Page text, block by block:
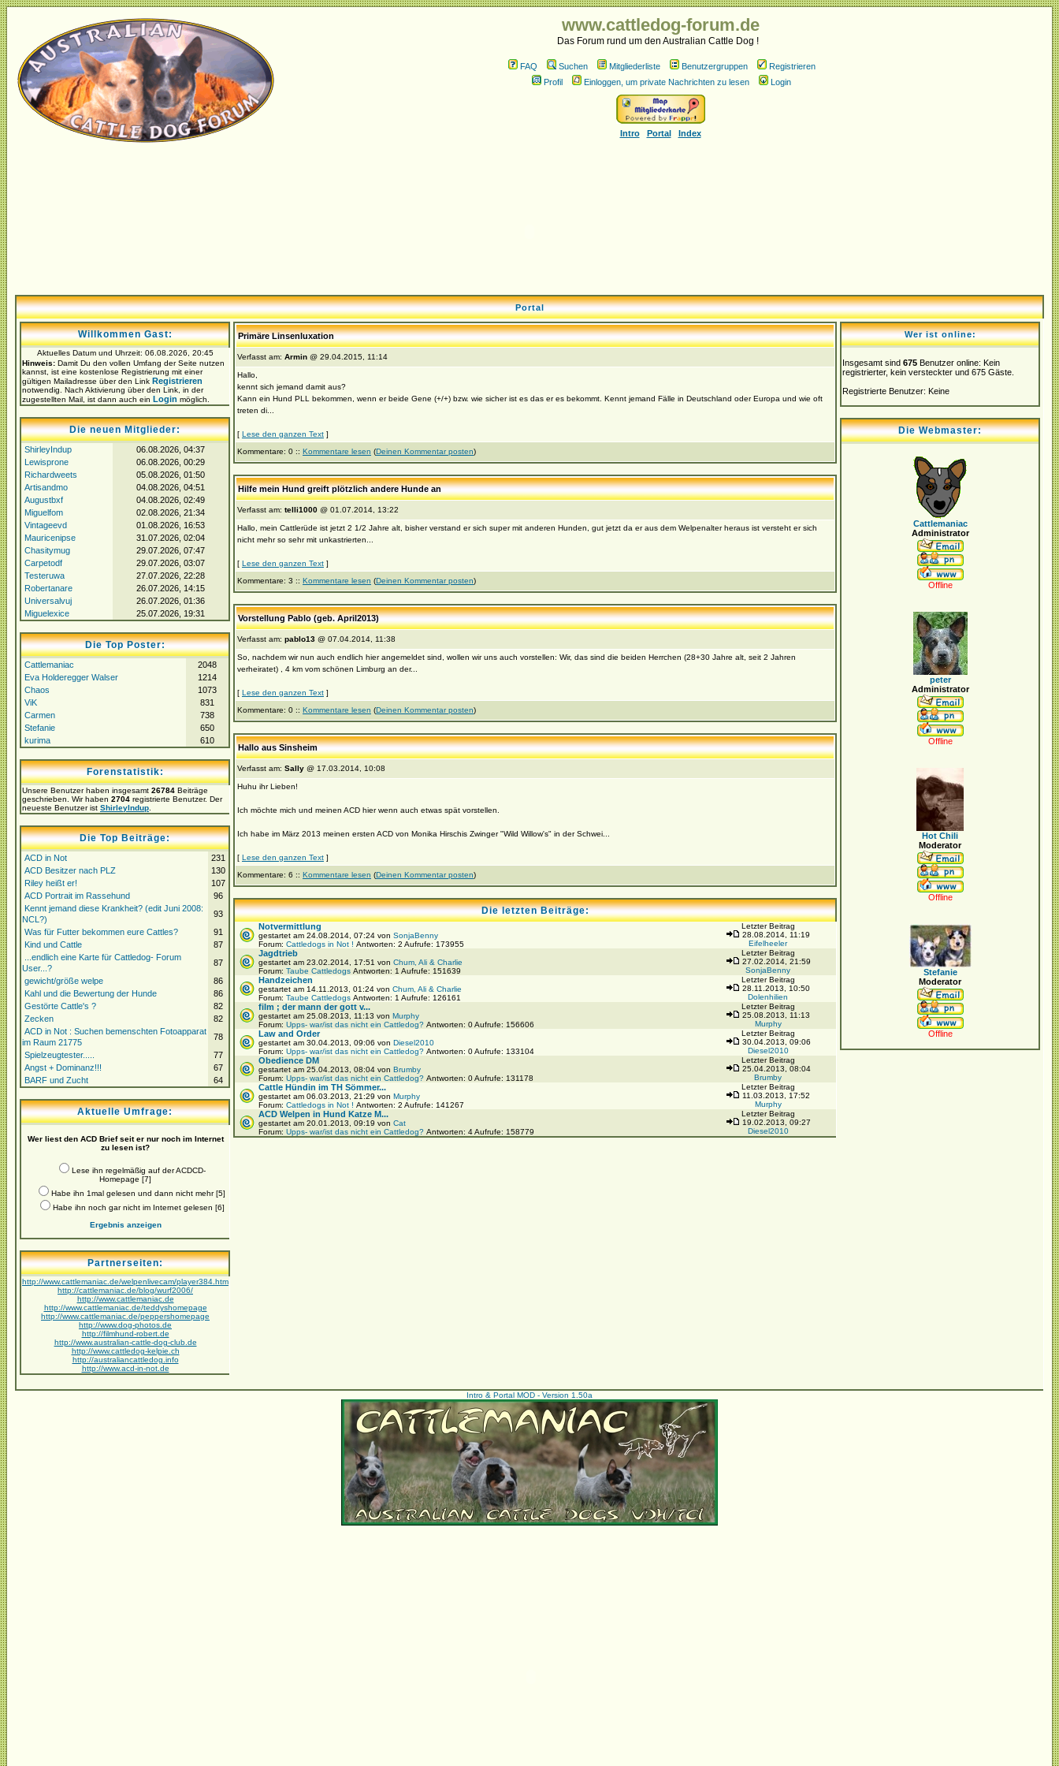
www.cattledog-forum.de
Das Forum rund um den Australian Cattle Dog !
FAQ Suchen Mitgliederliste Benutzergruppen
Registrieren
Profil
Einloggen, um private Nachrichten zu lesen Login
Intro Portal Index
Portal
Willkommen Gast:
Aktuelles Datum und Uhrzeit: 06.08.2026, 20:45
Hinweis: Damit Du den vollen Umfang der Seite nutzen
kannst, ist eine kostenlose Registrierung mit einer
gültigen Mailadresse über den Link Registrieren
notwendig. Nach Aktivierung über den Link, in der
zugestellten Mail, ist dann auch ein Login möglich.
Die neuen Mitglieder:
ShirleyIndup
06.08.2026, 04:37
Lewisprone
06.08.2026, 00:29
Richardweets
05.08.2026, 01:50
Artisandmo
04.08.2026, 04:51
Augustbxf
04.08.2026, 02:49
Miguelfom
02.08.2026, 21:34
Vintageevd
01.08.2026, 16:53
Mauricenipse
31.07.2026, 02:04
Chasitymug
29.07.2026, 07:47
Carpetodf
29.07.2026, 03:07
Testeruwa
27.07.2026, 22:28
Robertanare
26.07.2026, 14:15
Universalvuj
26.07.2026, 01:36
Miguelexice
25.07.2026, 19:31
Die Top Poster:
Cattlemaniac
2048
Eva Holderegger Walser
1214
Chaos
1073
ViK
831
Carmen
738
Stefanie
650
kurima
610
Forenstatistik:
Unsere Benutzer haben insgesamt 26784 Beiträge
geschrieben. Wir haben 2704 registrierte Benutzer. Der
neueste Benutzer ist ShirleyIndup
Die Top Beiträge:
ACD in Not
231
ACD Besitzer nach PLZ
130
Riley heißt er!
107
ACD Portrait im Rassehund
96
Kennt jemand diese Krankheit? (edit Juni 2008:
NCL?)
93
Was für Futter bekommen eure Cattles?
91
Kind und Cattle
87
...endlich eine Karte für Cattledog- Forum
User...?
87
gewicht/größe welpe
86
Kahl und die Bewertung der Hunde
86
Gestörte Cattle's ?
82
Zecken
82
ACD in Not : Suchen bemenschten Fotoapparat
im Raum 21775
78
Spielzeugtester.....
77
Angst + Dominanz!!!
67
BARF und Zucht
64
Aktuelle Umfrage:
Wer liest den ACD Brief seit er nur noch im Internet
zu lesen ist?
Lese ihn regelmäßig auf der ACDCD-
Homepage [7]
Habe ihn 1mal gelesen und dann nicht mehr [5]
Habe ihn noch gar nicht im Internet gelesen [6]
Ergebnis anzeigen
Partnerseiten:
http://www.cattlemaniac.de/welpenlivecam/player384.htm
http://cattlemaniac.de/blog/wurf2006/
http://www.cattlemaniac.de
http://www.cattlemaniac.de/teddyshomepage
http://www.cattlemaniac.de/peppershomepage
http://www.dog-photos.de
http://filmhund-robert.de
http://www.australian-cattle-dog-club.de
http://www.cattledog-kelpie.ch
http://australiancattledog.info
http://www.acd-in-not.de
Primäre Linsenluxation
Verfasst am: Armin @ 29.04.2015, 11:14
Hallo,
kennt sich jemand damit aus?
Kann ein Hund PLL bekommen, wenn er beide Gene (+/+) bzw. wie sicher ist es das er es bekommt. Kennt jemand Fälle in Deutschland oder Europa und wie oft
treten di...
[ Lese den ganzen Text ]
Kommentare: 0 :: Kommentare lesen (Deinen Kommentar posten)
Hilfe mein Hund greift plötzlich andere Hunde an
Verfasst am: telli1000 @ 01.07.2014, 13:22
Hallo, mein Cattlerüde ist jetzt 2 1/2 Jahre alt, bisher verstand er sich super mit anderen Hunden, gut jetzt da er aus dem Welpenalter heraus ist versteht er sich
nicht mehr so sehr mit unkastrierten...
[ Lese den ganzen Text ]
Kommentare: 3 :: Kommentare lesen (Deinen Kommentar posten)
Vorstellung Pablo (geb. April2013)
Verfasst am: pablo13 @ 07.04.2014, 11:38
So, nachdem wir nun auch endlich hier angemeldet sind, wollen wir uns auch vorstellen: Wir, das sind die beiden Herrchen (28+30 Jahre alt, seit 2 Jahren
verheiratet) , 4 km vom schönen Limburg an der...
[ Lese den ganzen Text ]
Kommentare: 0 :: Kommentare lesen (Deinen Kommentar posten)
Hallo aus Sinsheim
Verfasst am: Sally @ 17.03.2014, 10:08
Huhu ihr Lieben!
Ich möchte mich und meinen ACD hier wenn auch etwas spät vorstellen.
Ich habe im März 2013 meinen ersten ACD von Monika Hirschis Zwinger "Wild Willow's" in der Schwei...
[ Lese den ganzen Text ]
Kommentare: 6 :: Kommentare lesen (Deinen Kommentar posten)
Die letzten Beiträge:
Notvermittlung
gestartet am 24.08.2014, 07:24 von SonjaBenny
Forum: Cattledogs in Not ! Antworten: 2 Aufrufe: 173955
Letzter Beitrag
28.08.2014, 11:19
Eifelheeler
Jagdtrieb
gestartet am 23.02.2014, 17:51 von Chum, Ali & Charlie
Forum: Taube Cattledogs Antworten: 1 Aufrufe: 151639
Letzter Beitrag
27.02.2014, 21:59
SonjaBenny
Handzeichen
gestartet am 14.11.2013, 01:24 von Chum, Ali & Charlie
Forum: Taube Cattledogs Antworten: 1 Aufrufe: 126161
Letzter Beitrag
28.11.2013, 10:50
Dolenhilien
film ; der mann der gott v...
gestartet am 25.08.2013, 11:13 von Murphy
Forum: Upps- war/ist das nicht ein Cattledog? Antworten: 0 Aufrufe: 156606
Letzter Beitrag
25.08.2013, 11:13
Murphy
Law and Order
gestartet am 30.04.2013, 09:06 von Diesel2010
Forum: Upps- war/ist das nicht ein Cattledog? Antworten: 0 Aufrufe: 133104
Letzter Beitrag
30.04.2013, 09:06
Diesel2010
Obedience DM
gestartet am 25.04.2013, 08:04 von Brumby
Forum: Upps- war/ist das nicht ein Cattledog? Antworten: 0 Aufrufe: 131178
Letzter Beitrag
25.04.2013, 08:04
Brumby
Cattle Hündin im TH Sömmer...
gestartet am 06.03.2013, 21:29 von Murphy
Forum: Cattledogs in Not ! Antworten: 2 Aufrufe: 141267
Letzter Beitrag
11.03.2013, 17:52
Murphy
ACD Welpen in Hund Katze M...
gestartet am 20.01.2013, 09:19 von Cat
Forum: Upps- war/ist das nicht ein Cattledog? Antworten: 4 Aufrufe: 158779
Letzter Beitrag
19.02.2013, 09:27
Diesel2010
Wer ist online:
Insgesamt sind 675 Benutzer online: Kein
registrierter, kein versteckter und 675 Gäste.
Registrierte Benutzer: Keine
Die Webmaster:
Cattlemaniac
Administrator
Offline
peter
Administrator
Offline
Hot Chili
Moderator
Offline
Stefanie
Moderator
Offline
Intro & Portal MOD - Version 1.50a